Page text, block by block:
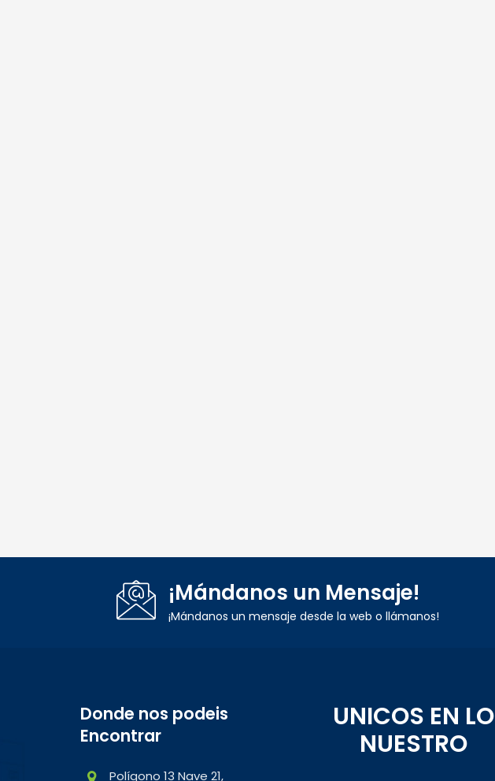
¡Mándanos un Mensaje!
¡Mándanos un mensaje desde la web o llámanos!
Donde nos podeis
Encontrar
Polígono 13 Nave 21,
UNICOS EN LO
NUESTRO